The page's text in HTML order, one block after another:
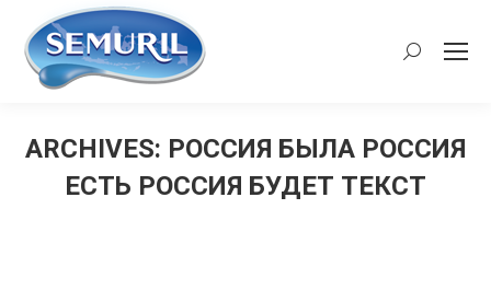
Search:
ARCHIVES: РОССИЯ БЫЛА РОССИЯ
ЕСТЬ РОССИЯ БУДЕТ ТЕКСТ